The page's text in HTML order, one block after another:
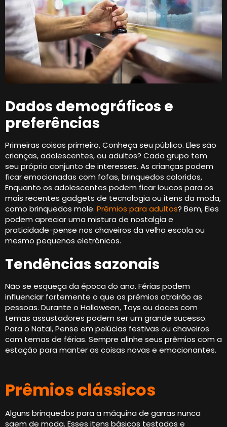
Dados demográficos e
preferências
Primeiras coisas primeiro, Conheça seu público. Eles são
crianças, adolescentes, ou adultos? Cada grupo tem
seu próprio conjunto de interesses. As crianças podem
ficar emocionadas com fofas, brinquedos coloridos,
Enquanto os adolescentes podem ficar loucos para os
mais recentes gadgets de tecnologia ou itens da moda,
como brinquedos mole. Prêmios para adultos? Bem, Eles
podem apreciar uma mistura de nostalgia e
praticidade-pense nos chaveiros da velha escola ou
mesmo pequenos eletrônicos.
Tendências sazonais
Não se esqueça da época do ano. Férias podem
influenciar fortemente o que os prêmios atrairão as
pessoas. Durante o Halloween, Toys ou doces com
temas assustadores podem ser um grande sucesso.
Para o Natal, Pense em pelúcias festivas ou chaveiros
com temas de férias. Sempre alinhe seus prêmios com a
estação para manter as coisas novas e emocionantes.
Prêmios clássicos
Alguns brinquedos para a máquina de garras nunca
saem de moda. Esses itens básicos testados e